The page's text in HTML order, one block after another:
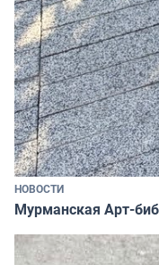
НОВОСТИ
Мурманская Арт-